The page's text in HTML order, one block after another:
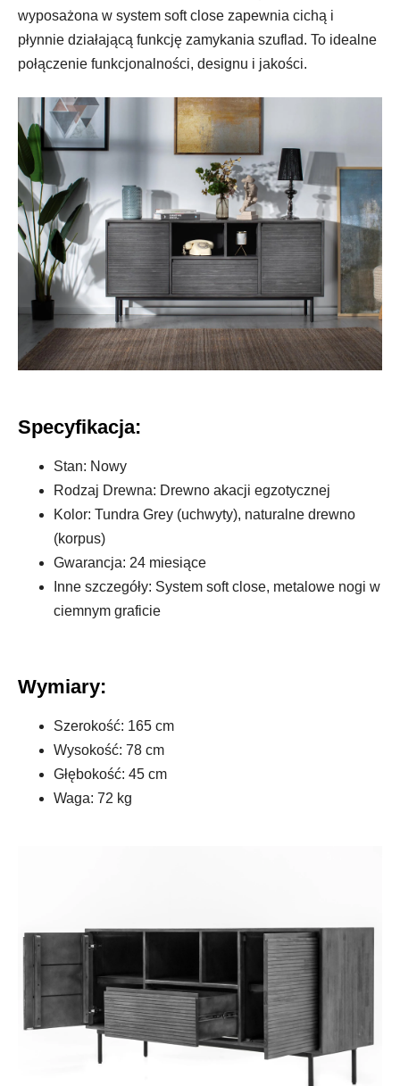
wyposażona w system soft close zapewnia cichą i
płynnie działającą funkcję zamykania szuflad. To idealne
połączenie funkcjonalności, designu i jakości.
Specyfikacja:
Stan: Nowy
Rodzaj Drewna: Drewno akacji egzotycznej
Kolor: Tundra Grey (uchwyty), naturalne drewno
(korpus)
Gwarancja: 24 miesiące
Inne szczegóły: System soft close, metalowe nogi w
ciemnym graficie
Wymiary:
Szerokość: 165 cm
Wysokość: 78 cm
Głębokość: 45 cm
Waga: 72 kg